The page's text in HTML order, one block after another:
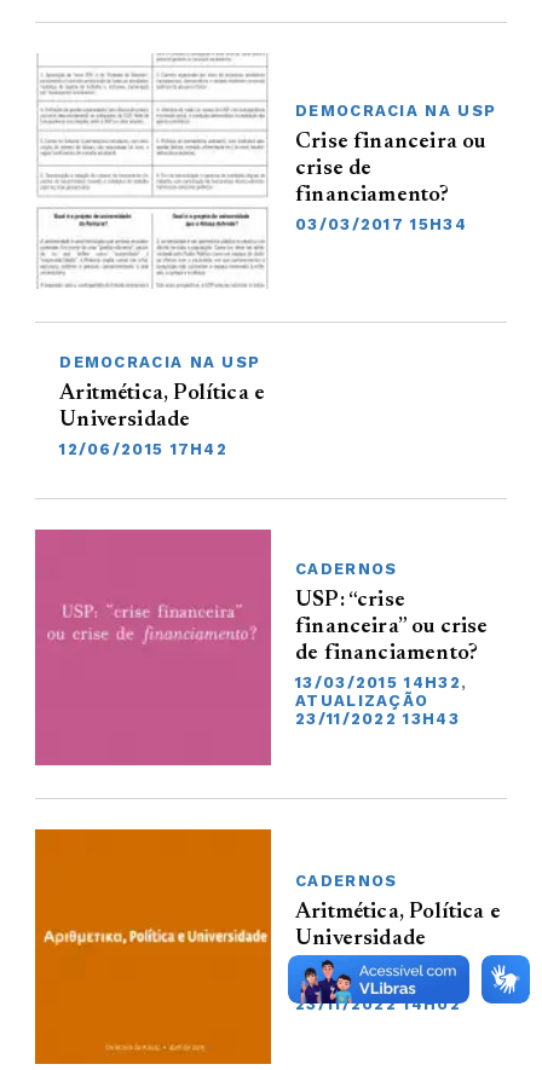
DEMOCRACIA NA USP
Crise financeira ou
crise de
financiamento?
03/03/2017 15H34
DEMOCRACIA NA USP
Aritmética, Política e
Universidade
12/06/2015 17H42
CADERNOS
USP: “crise
financeira” ou crise
de financiamento?
13/03/2015 14H32,
ATUALIZAÇÃO
23/11/2022 13H43
CADERNOS
Aritmética, Política e
Universidade
13/03/2015 14H31,
ATUALIZAÇÃO
23/11/2022 14H02